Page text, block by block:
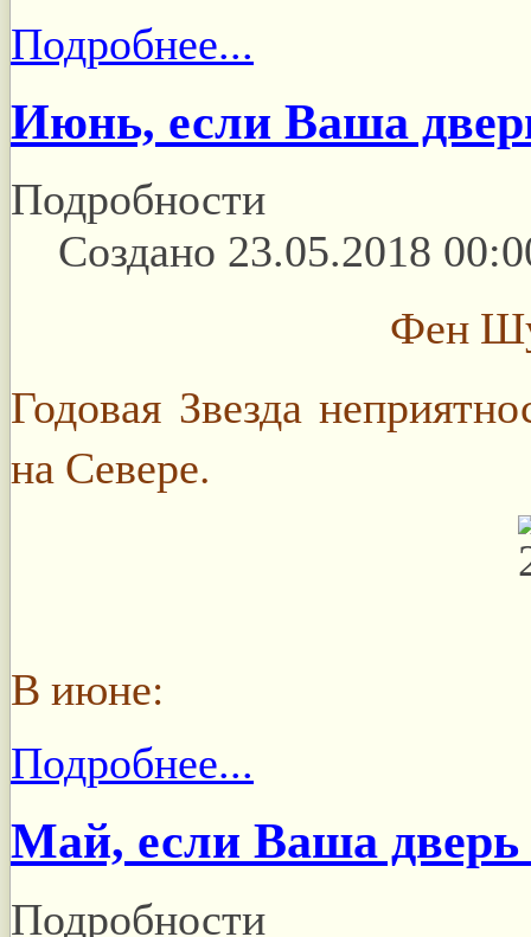
Подробнее...
Июнь, если Ваша
Подробности
Создано 23.05.2018
Фен
Годовая Звезда
на Севере.
В июне:
Подробнее...
Май, если Ваша
Подробности